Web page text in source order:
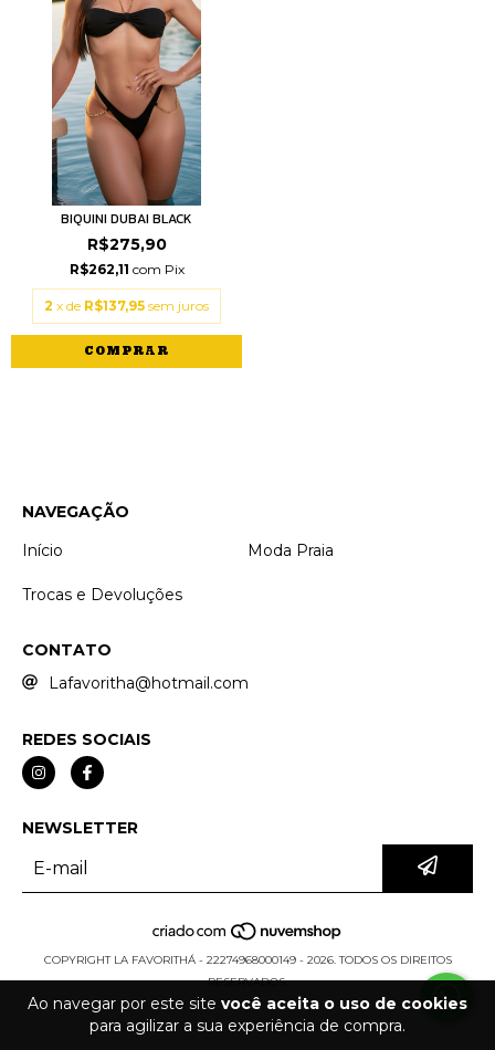
Ao navegar por este site você aceita o uso de cookies
para agilizar a sua experiência de compra.
BIQUINI DUBAI BLACK
R$275,90
R$262,11 com Pix
2 x de R$137,95 sem juros
COMPRAR
NAVEGAÇÃO
Início
Moda Praia
Trocas e Devoluções
CONTATO
Lafavoritha@hotmail.com
REDES SOCIAIS
NEWSLETTER
COPYRIGHT LA FAVORITHÁ - 22274968000149 - 2026. TODOS OS DIREITOS
RESERVADOS.